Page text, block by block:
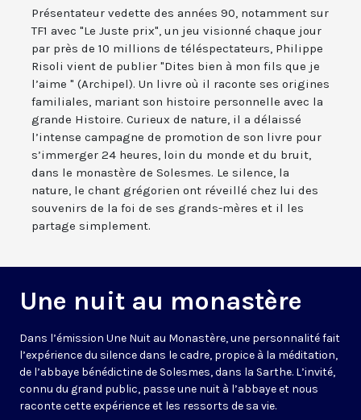
Présentateur vedette des années 90, notamment sur
TF1 avec "Le Juste prix", un jeu visionné chaque jour
par près de 10 millions de téléspectateurs, Philippe
Risoli vient de publier "Dites bien à mon fils que je
l’aime " (Archipel). Un livre où il raconte ses origines
familiales, mariant son histoire personnelle avec la
grande Histoire. Curieux de nature, il a délaissé
l’intense campagne de promotion de son livre pour
s’immerger 24 heures, loin du monde et du bruit,
dans le monastère de Solesmes. Le silence, la
nature, le chant grégorien ont réveillé chez lui des
souvenirs de la foi de ses grands-mères et il les
partage simplement.
Une nuit au monastère
Dans l’émission Une Nuit au Monastère, une personnalité fait
l’expérience du silence dans le cadre, propice à la méditation,
de l’abbaye bénédictine de Solesmes, dans la Sarthe. L’invité,
connu du grand public, passe une nuit à l’abbaye et nous
raconte cette expérience et les ressorts de sa vie.